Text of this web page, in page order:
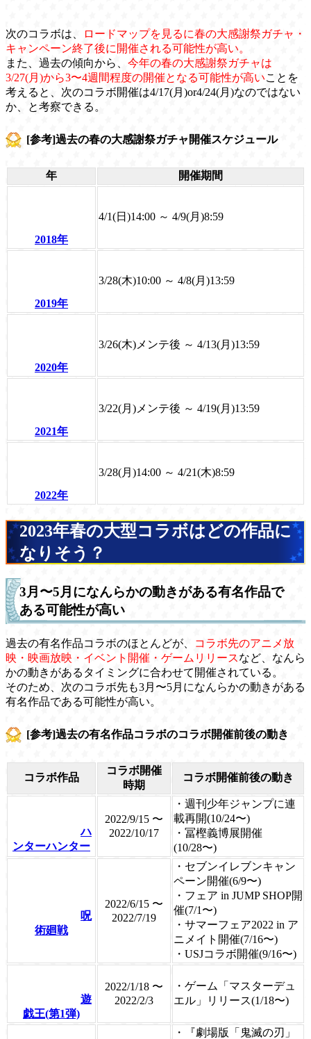
次のコラボは、
ロードマップを見るに春の大感謝祭ガチャ・
キャンペーン終了後に開催される可能性が高い。
また、過去の傾向から、 今年の春の大感謝祭ガチャは
3/27(月)から3〜4週間程度の開催となる可能性が高いことを
考えると、次のコラボ開催は4/17(月)or4/24(月)なのではない
か、と考察できる。
[参考]過去の春の大感謝祭ガチャ開催スケジュール
年 開催期間
2018年
4/1(日)14:00 ～ 4/9(月)8:59
2019年
3/28(木)10:00 ～ 4/8(月)13:59
2020年
3/26(木)メンテ後 ～ 4/13(月)13:59
2021年
3/22(月)メンテ後 ～ 4/19(月)13:59
2022年
3/28(月)14:00 ～ 4/21(木)8:59
2023年春の大型コラボはどの作品に
なりそう？
3月〜5月になんらかの動きがある有名作品で
ある可能性が高い
過去の有名作品コラボのほとんどが、
コラボ先のアニメ放
映・映画放映・イベント開催・ゲームリリースなど、なんら
かの動きがあるタイミングに合わせて開催されている。
そのため、次のコラボ先も3月〜5月になんらかの動きがある
有名作品である可能性が高い。
[参考]過去の有名作品コラボのコラボ開催前後の動き
コラボ作品
コラボ開催
時期
コラボ開催前後の動き
ハ
ンターハンター
2022/9/15 〜
2022/10/17
・週刊少年ジャンプに連
載再開(10/24〜)
・冨樫義博展開催
(10/28〜)
呪
術廻戦
2022/6/15 〜
2022/7/19
・セブンイレブンキャン
ペーン開催(6/9〜)
・フェア in JUMP SHOP開
催(7/1〜)
・サマーフェア2022 in ア
ニメイト開催(7/16〜)
・USJコラボ開催(9/16〜)
遊
戯王(第1弾)
2022/1/18 〜
2022/2/3
・ゲーム「マスターデュ
エル」リリース(1/18〜)
・『劇場版「鬼滅の刃」